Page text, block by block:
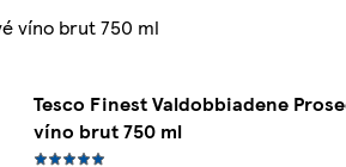
víno brut 750 ml
Tesco Finest Valdobbiadene
víno brut 750 ml